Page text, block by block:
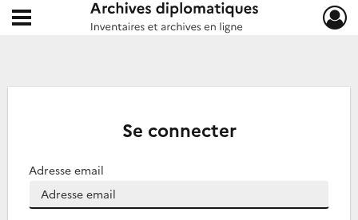
Archives diplomatiques
Ouvrir le menu déroulant
Se connecter
Adresse email